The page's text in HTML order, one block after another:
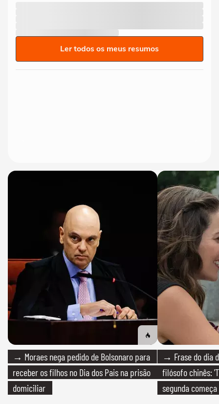
Ler todos os meus resumos
→ Moraes nega pedido de Bolsonaro para
receber os filhos no Dia dos Pais na prisão
domiciliar
→ Frase do dia
filósofo chinês:
segunda